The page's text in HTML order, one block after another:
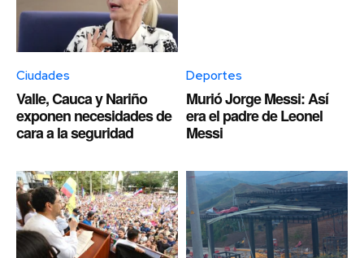
Ciudades
Valle, Cauca y Nariño
exponen necesidades de
cara a la seguridad
Deportes
Murió Jorge Messi: Así
era el padre de Leonel
Messi